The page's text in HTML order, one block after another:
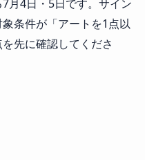
月4日・5日です。サイン
条件が「アートを1点以
先に確認してくださ